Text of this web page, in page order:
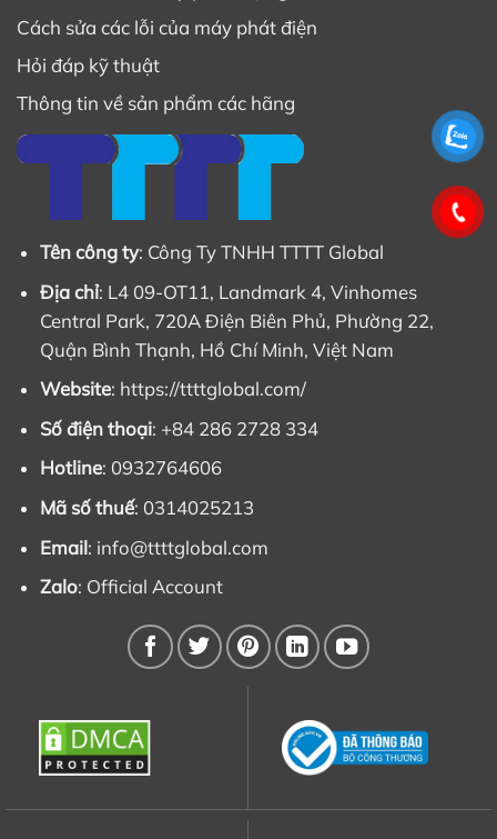
Cách sửa các lỗi của máy phát điện
Hỏi đáp kỹ thuật
Thông tin về sản phẩm các hãng
Tên công ty: Công Ty TNHH TTTT Global
Địa chỉ: L4 09-OT11, Landmark 4, Vinhomes
Central Park, 720A Điện Biên Phủ, Phường 22,
Quận Bình Thạnh, Hồ Chí Minh, Việt Nam
Website: https://ttttglobal.com/
Số điện thoại: +84 286 2728 334
Hotline: 0932764606
Mã số thuế: 0314025213
Email: info@ttttglobal.com
Zalo: Official Account